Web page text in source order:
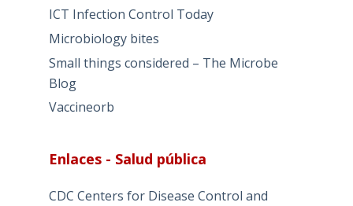
ICT Infection Control Today
Microbiology bites
Small things considered – The Microbe
Blog
Vaccineorb
Enlaces - Salud pública
CDC Centers for Disease Control and